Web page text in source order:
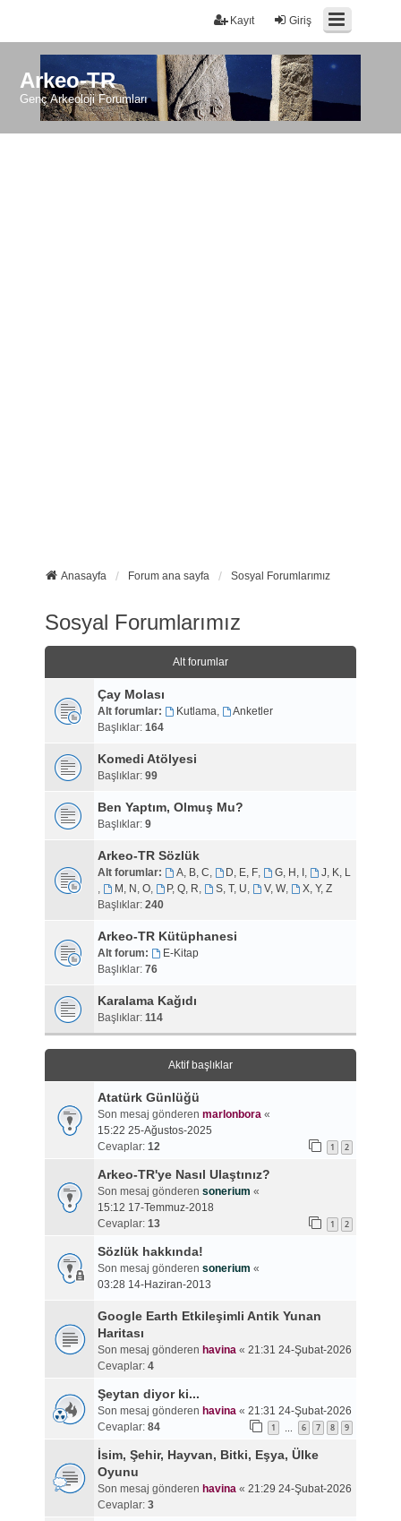
Giriş
Kayıt
Arkeo-TR
Genç Arkeoloji Forumları
Anasayfa Forum ana sayfa Sosyal Forumlarımız
Sosyal Forumlarımız
Alt forumlar
Çay Molası
Alt forumlar: Kutlama,
Anketler
Başlıklar: 164
Komedi Atölyesi
Başlıklar: 99
Ben Yaptım, Olmuş Mu?
Başlıklar: 9
Arkeo-TR Sözlük
Alt forumlar: A, B, C, D, E, F, G, H, I ,
J, K, L
,
M, N, O, P, Q, R, S, T, U, V, W,
X, Y, Z
Başlıklar: 240
Arkeo-TR Kütüphanesi
Alt forum:
E-Kitap
Başlıklar: 76
Karalama Kağıdı
Başlıklar: 114
Aktif başlıklar
Atatürk Günlüğü
Son mesaj gönderen marlonbora«
15:22 25-Ağustos-2025
Cevaplar: 12 1 2
Arkeo-TR'ye Nasıl Ulaştınız?
Son mesaj gönderen sonerium «
15:12 17-Temmuz-2018
Cevaplar: 13 1 2
Sözlük hakkında!
Son mesaj gönderen sonerium «
03:28 14-Haziran-2013
Google Earth Etkileşimli Antik Yunan
Haritası
Son mesaj gönderen havina« 21:31 24-Şubat-2026
Cevaplar: 4
Şeytan diyor ki...
Son mesaj gönderen havina« 21:31 24-Şubat-2026
Cevaplar: 84 1 … 6 7 8 9
İsim, Şehir, Hayvan, Bitki, Eşya, Ülke
Oyunu
Son mesaj gönderen havina« 21:29 24-Şubat-2026
Cevaplar: 3